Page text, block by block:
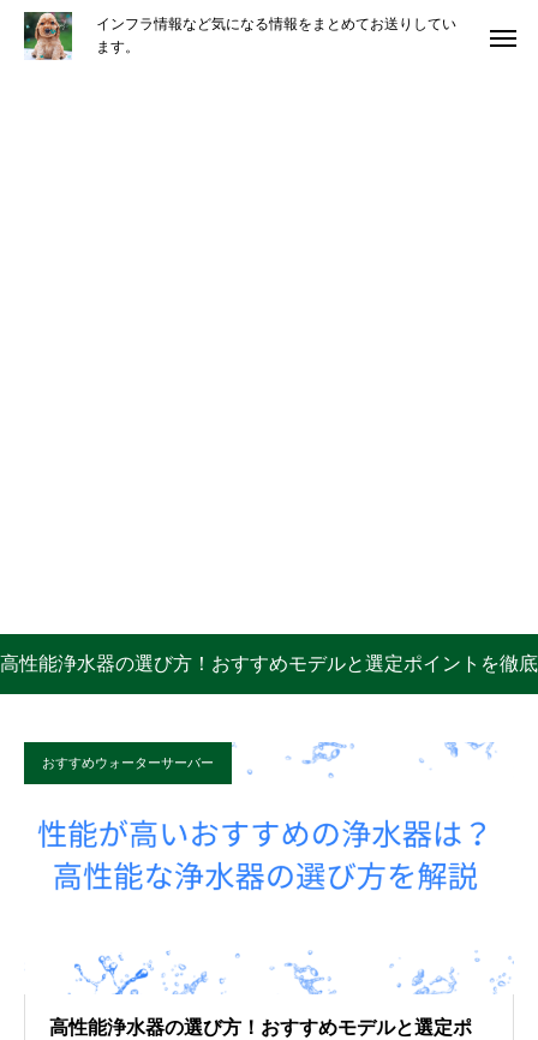
インフラ情報など気になる情報をまとめてお送りしてい
ます。
高性能浄水器の選び方！おすすめモデルと選定ポイントを徹底
おすすめウォーターサーバー
高性能浄水器の選び方！おすすめモデルと選定ポ